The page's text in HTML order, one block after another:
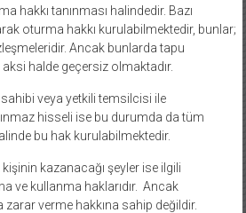
hakkı tanınması halindedir. Bazı
oturma hakkı kurulabilmektedir, bunlar;
Ancak bunlarda tapu
halde geçersiz olmaktadır.
sahibi veya yetkili temsilcisi ile
hisseli ise bu durumda da tüm
bu hak kurulabilmektedir.
kazanacağı şeyler ise ilgili
ve kullanma haklarıdır. Ancak
verme hakkına sahip değildir.